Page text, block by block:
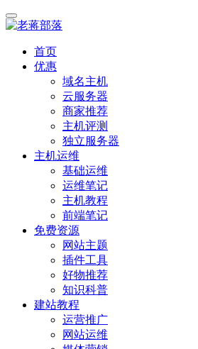
首页
优惠
域名主机
云服务器
商家推荐
主机评测
独立服务器
主机运维
基础运维
运维笔记
主机教程
前端笔记
免费资源
网站主题
插件工具
好物推荐
知识科普
建站教程
运营推广
网站运维